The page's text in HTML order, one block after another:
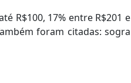
R$100, 17% entre R$201 e
foram citadas: sogra